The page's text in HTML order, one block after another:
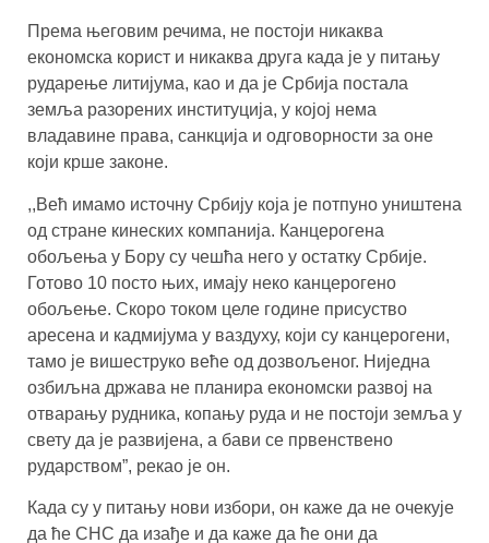
Према његовим речима, не постоји никаква
економска корист и никаква друга када је у питању
рударење литијума, као и да је Србија постала
земља разорених институција, у којој нема
владавине права, санкција и одговорности за оне
који крше законе.
,,Већ имамо источну Србију која је потпуно уништена
од стране кинеских компанија. Канцерогена
обољења у Бору су чешћа него у остатку Србије.
Готово 10 посто њих, имају неко канцерогено
обољење. Скоро током целе године присуство
аресена и кадмијума у ваздуху, који су канцерогени,
тамо је вишеструко веће од дозвољеног. Ниједна
озбиљна држава не планира економски развој на
отварању рудника, копању руда и не постоји земља у
свету да је развијена, а бави се првенствено
рударством”, рекао је он.
Када су у питању нови избори, он каже да не очекује
да ће СНС да изађе и да каже да ће они да